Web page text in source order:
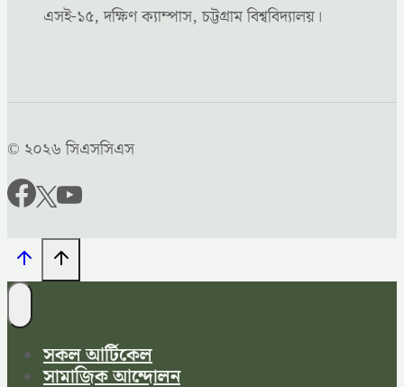
এসই-১৫, দক্ষিণ ক্যাম্পাস, চট্টগ্রাম বিশ্ববিদ্যালয়।
© ২০২৬ সিএসসিএস
সকল আর্টিকেল
সামাজিক আন্দোলন